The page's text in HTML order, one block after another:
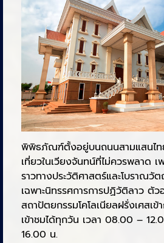
พิพิธภัณฑ์ตั้งอยู่บนถนนสามแสนไท
เที่ยวในเวียงจันทน์ที่ไม่ควรพลาด เ
ราวทางประวัติศาสตร์และโบราณวั
เฉพาะนิทรรศการการปฏิวัติลาว ตั
สถาปัตยกรรมโคโลเนียลฝรั่งเศสเ
เข้าชมได้ทุกวัน เวลา 08.00 –
16.00 น.